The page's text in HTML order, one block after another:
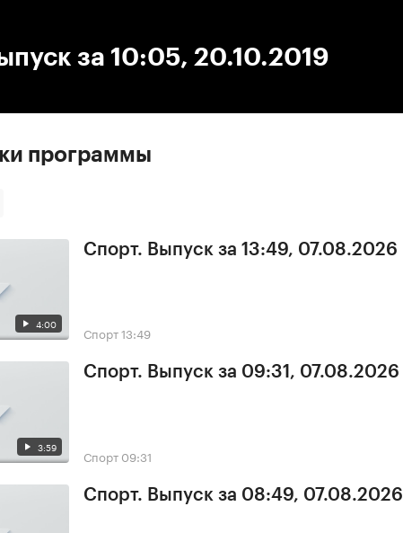
за 10:05, 20.10.2019
программы
4:00
Спорт. Выпуск за 13:49, 07.08.2026
Спорт13:49
3:59
Спорт. Выпуск за 09:31, 07.08.2026
Спорт 09:31
Спорт. Выпуск за 08:49, 07.08.2026